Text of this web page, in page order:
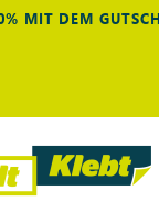
MIT DEM